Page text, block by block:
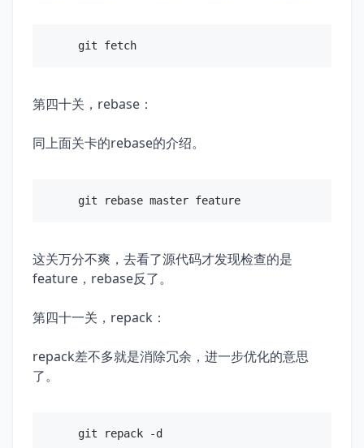
第四十关，rebase：
同上面关卡的rebase的介绍。
这关万分不爽，去看了源代码才发现检查的是
feature，rebase反了。
第四十一关，repack：
repack差不多就是消除冗余，进一步优化的意思
了。